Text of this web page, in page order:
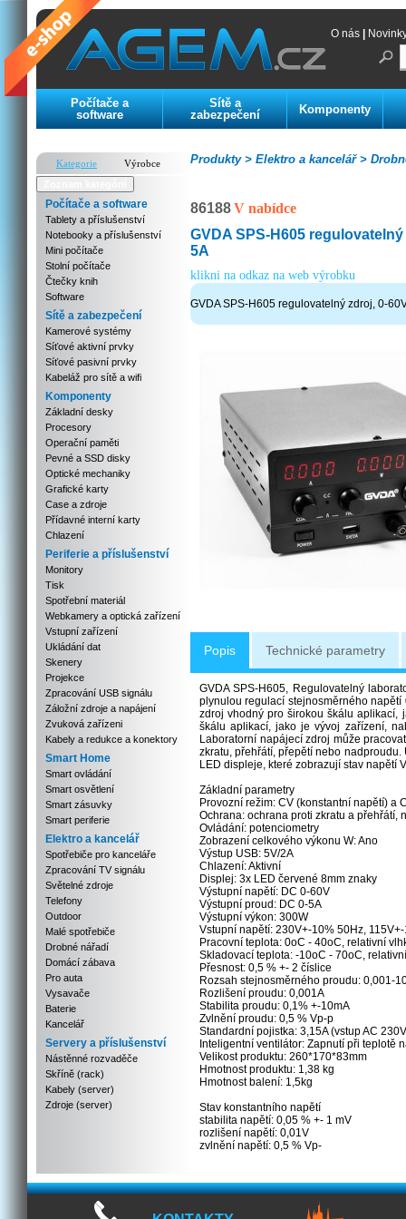
O nás
Počítače a
software
Sítě a
zabezpečení
Komponenty
Kategorie
Výrobce
Počítače a software
Tablety a příslušenství
Notebooky a příslušenství
Mini počítače
Stolní počítače
Čtečky knih
Software
Sítě a zabezpečení
Kamerové systémy
Síťové aktivní prvky
Síťové pasivní prvky
Kabeláž pro sítě a wifi
Komponenty
Základní desky
Procesory
Operační paměti
Pevné a SSD disky
Optické mechaniky
Grafické karty
Case a zdroje
Přídavné interní karty
Chlazení
Periferie a příslušenství
Monitory
Tisk
Spotřební materiál
Webkamery a optická zařízení
Vstupní zařízení
Ukládání dat
Skenery
Projekce
Zpracování USB signálu
Záložní zdroje a napájení
Zvuková zařízeni
Kabely a redukce a konektory
Smart Home
Smart ovládání
Smart osvětlení
Smart zásuvky
Smart periferie
Elektro a kancelář
Spotřebiče pro kanceláře
Zpracování TV signálu
Světelné zdroje
Telefony
Outdoor
Malé spotřebiče
Drobné nářadí
Domácí zábava
Pro auta
Vysavače
Baterie
Kancelář
Servery a příslušenství
Nástěnné rozvaděče
Skříně (rack)
Kabely (server)
Zdroje (server)
Elektro a kancelář >
Produkty >
86188V nabídce
GVDA SPS-H605 regulovatelný
5A
klikni na odkaz na web výrobku
GVDA SPS-H605 regulovatelný zdroj, 0-
Popis Technické parametry
GVDA SPS-H605, Regulovatelný
plynulou regulací stejnosměrného
zdroj vhodný pro širokou škálu aplikací,
škálu aplikací, jako je vývoj zařízení,
Laboratorní napájecí zdroj může
zkratu, přehřátí, přepětí nebo
LED displeje, které zobrazují stav napětí
Základní parametry
Provozní režim: CV (konstantní napětí) a
Ochrana: ochrana proti zkratu a přehřátí,
Ovládání: potenciometry
Zobrazení celkového výkonu W: Ano
Výstup USB: 5V/2A
Chlazení: Aktivní
Displej: 3x LED červené 8mm znaky
Výstupní napětí: DC 0-60V
Výstupní proud: DC 0-5A
Výstupní výkon: 300W
Vstupní napětí: 230V+-10% 50Hz,
Pracovní teplota: 0oC - 40oC, relativní
Skladovací teplota: -10oC - 70oC,
Přesnost: 0,5 % +- 2 číslice
Rozsah stejnosměrného proudu: 0,001-
Rozlišení proudu: 0,001A
Stabilita proudu: 0,1% +-10mA
Zvlnění proudu: 0,5 % Vp-p
Standardní pojistka: 3,15A (vstup AC
Inteligentní ventilátor: Zapnutí při teplotě
Velikost produktu: 260*170*83mm
Hmotnost produktu: 1,38 kg
Hmotnost balení: 1,5kg
Stav konstantního napětí
stabilita napětí: 0,05 % +- 1 mV
rozlišení napětí: 0,01V
zvlnění napětí: 0,5 % Vp-